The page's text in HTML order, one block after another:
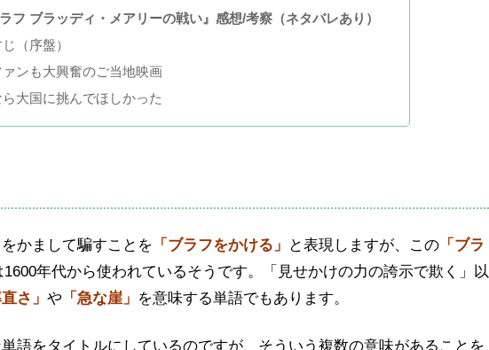
ラフ ブラッディ・メアリーの戦い』感想/考察（ネタバレあり）
（序盤）
ンも大興奮のご当地映画
大国に挑んでほしかった
かまして騙すことを 「ブラフをかける」 と表現しますが、この 「ブラ
1600年代から使われているそうです。「見せかけの力の誇示で欺く」以
さ」 や 「急な崖」 を意味する単語でもあります。
語をタイトルにしているのですが、そういう複数の意味があることを